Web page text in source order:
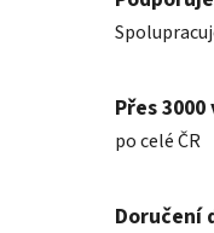
Přes
po celé ČR
Doručení